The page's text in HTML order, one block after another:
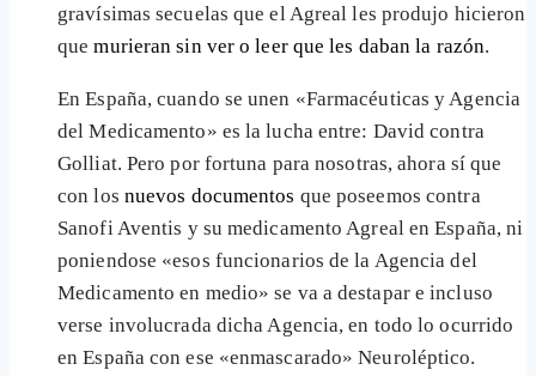
gravísimas secuelas que el Agreal les produjo hicieron
quemurieran sin ver o leer que les daban la razón.
En España, cuando se unen «Farmacéuticas y Agencia
del Medicamento» es la lucha entre: David contra
Golliat. Pero por fortuna para nosotras, ahora sí que
con los nuevos documentos que poseemos contra
Sanofi Aventis y su medicamento Agreal en España, ni
poniendose «esos funcionarios de la Agencia del
Medicamento en medio» se va a destapar e incluso
verse involucrada dicha Agencia, en todo lo ocurrido
en España con ese «enmascarado» Neuroléptico.